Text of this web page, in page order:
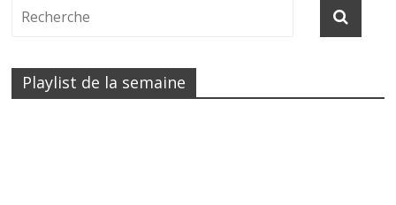
Playlist de la semaine